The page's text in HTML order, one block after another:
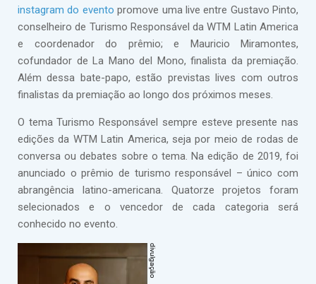
instagram do evento promove uma live entre Gustavo Pinto,
conselheiro de Turismo Responsável da WTM Latin America
e coordenador do prêmio; e Mauricio Miramontes,
cofundador de La Mano del Mono, finalista da premiação.
Além dessa bate-papo, estão previstas lives com outros
finalistas da premiação ao longo dos próximos meses.
O tema Turismo Responsável sempre esteve presente nas
edições da WTM Latin America, seja por meio de rodas de
conversa ou debates sobre o tema. Na edição de 2019, foi
anunciado o prêmio de turismo responsável – único com
abrangência latino-americana. Quatorze projetos foram
selecionados e o vencedor de cada categoria será
conhecido no evento.